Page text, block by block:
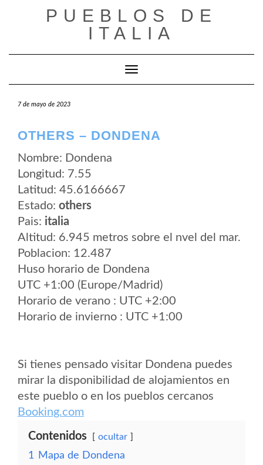
PUEBLOS DE
ITALIA
Cambiar modo de navegación
7 de mayo de 2023
OTHERS – DONDENA
Nombre: Dondena
Longitud: 7.55
Latitud: 45.6166667
Estado: others
Pais: italia
Altitud: 6.945 metros sobre el nvel del mar.
Poblacion: 12.487
Huso horario de Dondena
UTC +1:00 (Europe/Madrid)
Horario de verano : UTC +2:00
Horario de invierno : UTC +1:00
Si tienes pensado visitar Dondena puedes
mirar la disponibilidad de alojamientos en
este pueblo o en los pueblos cercanos
Booking.com
Contenidos ocultar
1
Mapa de Dondena